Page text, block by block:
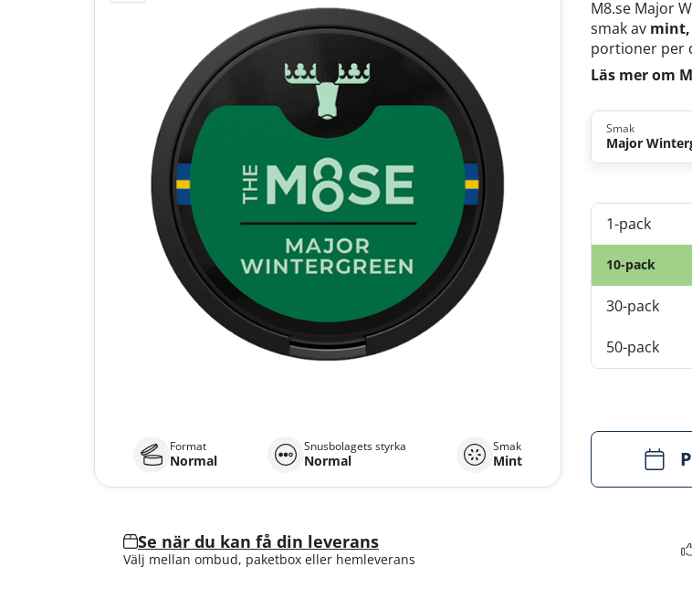
M8.se Major
smak av
portioner per
Läs mer om
Format
Normal
Snusbolagets styrka
Normal
Smak
Mint
Smak
Major
1-pack
10-pack
30-pack
50-pack
Se när du kan få din leverans
Välj mellan ombud, paketbox eller hemleverans